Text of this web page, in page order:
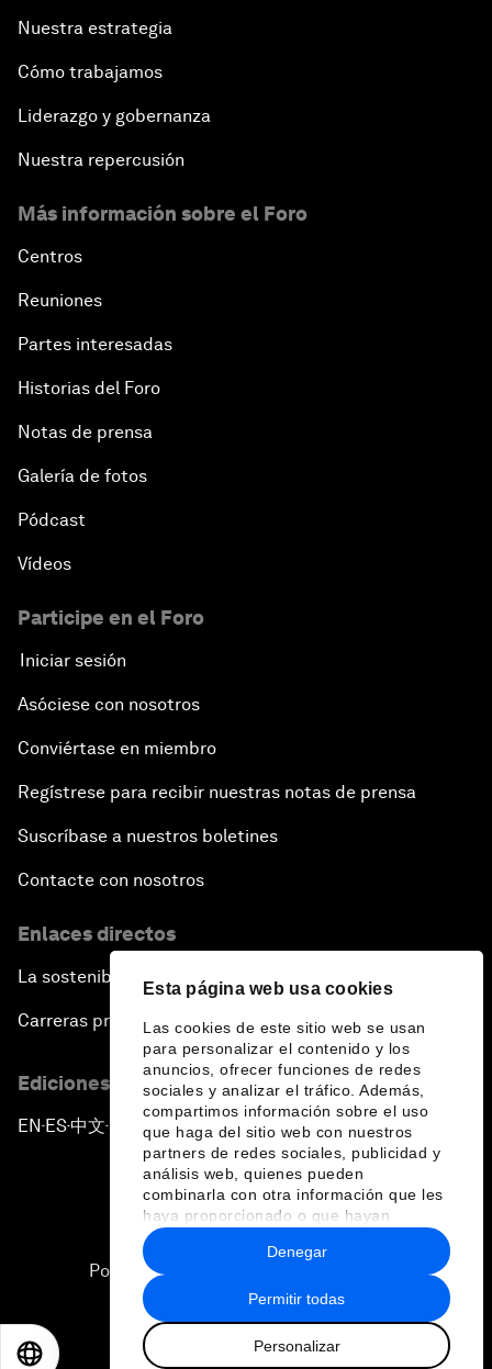
Esta página web usa cookies
Las cookies de este sitio web se usan
para personalizar el contenido y los
anuncios, ofrecer funciones de redes
sociales y analizar el tráfico. Además,
compartimos información sobre el uso
que haga del sitio web con nuestros
partners de redes sociales, publicidad y
análisis web, quienes pueden
combinarla con otra información que les
haya proporcionado o que hayan
recopilado a partir del uso que haya
hecho de sus servicios.
Permitir todas
Personalizar
Denegar
Nuestra estrategia
Cómo trabajamos
Liderazgo y gobernanza
Nuestra repercusión
Más información sobre el Foro
Centros
Reuniones
Partes interesadas
Historias del Foro
Notas de prensa
Galería de fotos
Pódcast
Vídeos
Participe en el Foro
Iniciar sesión
Asóciese con nosotros
Conviértase en miembro
Regístrese para recibir nuestras notas de prensa
Suscríbase a nuestros boletines
Contacte con nosotros
Enlaces directos
La sostenibilidad en el Foro
Carreras profesionales
Ediciones en otros idiomas
EN ▪ES▪中文▪ 日本語
Política de privacidad y normas de uso
Sitemap
2026 Foro Económico Mundial